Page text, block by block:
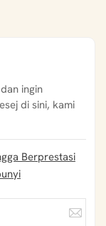
ingin
di sini, kami
Berprestasi